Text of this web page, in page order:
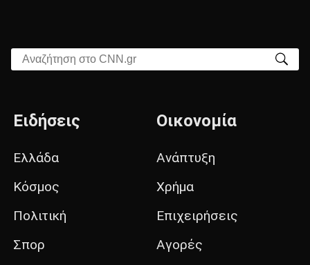
Αναζήτηση στο CNN.gr
Ειδήσεις
Ελλάδα
Κόσμος
Πολιτική
Σπορ
Οικονομία
Ανάπτυξη
Χρήμα
Επιχειρήσεις
Αγορές